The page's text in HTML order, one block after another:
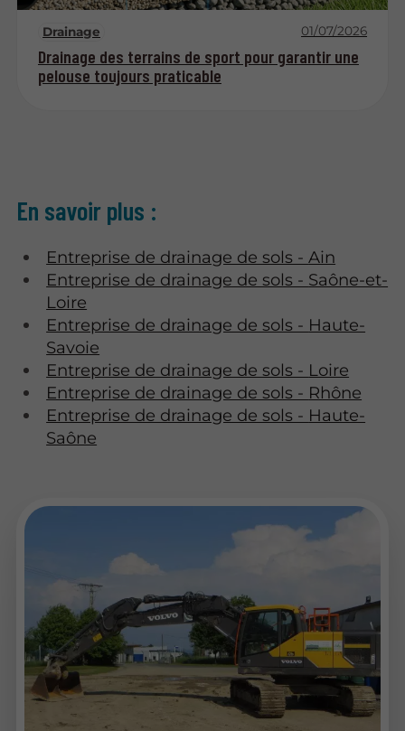
Drainage 01/07/2026
Drainage des terrains de sport pour garantir une
pelouse toujours praticable
En savoir plus :
Entreprise de drainage de sols -Ain
Entreprise de drainage de sols - Saône-et-
Loire
Entreprise de drainage de sols - Haute-
Savoie
Entreprise de drainage de sols - Loire
Entreprise de drainage de sols - Rhône
Entreprise de drainage de sols - Haute-
Saône